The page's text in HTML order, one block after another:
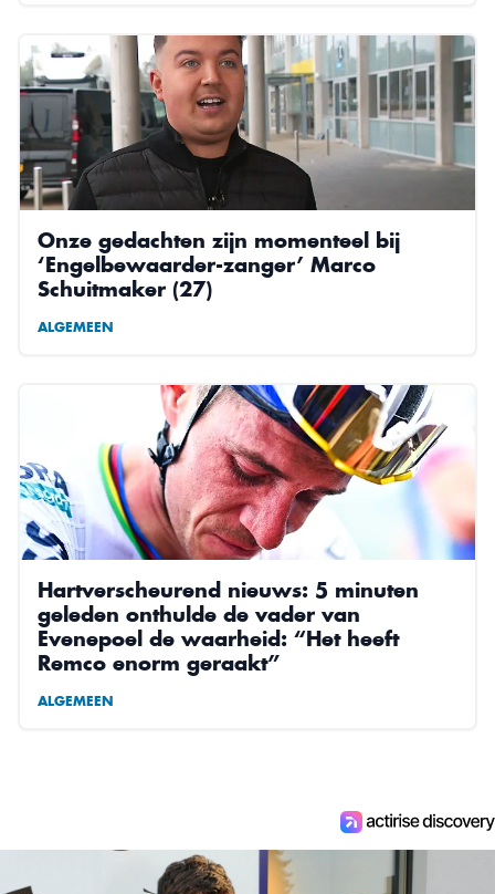
Onze gedachten zijn momenteel bij
‘Engelbewaarder-zanger’ Marco
Schuitmaker (27)
ALGEMEEN
Hartverscheurend nieuws: 5 minuten
geleden onthulde de vader van
Evenepoel de waarheid: “Het heeft
Remco enorm geraakt”
ALGEMEEN